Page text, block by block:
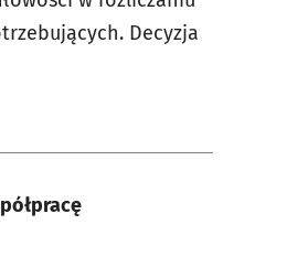
Decyzja